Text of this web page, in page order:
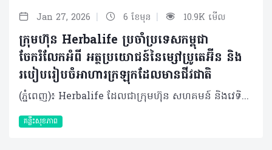
Jan 27, 2026 | 6 ខែមុន | 10.9K មើល
ក្រុមហ៊ុន Herbalife ប្រចាំប្រទេសកម្ពុជា
ចែករំលែកអំពី អត្ថប្រយោជន៍នៃម្សៅប្រូតេអ៊ីន និង
របៀបរៀបចំអាហារក្រឡុកដែលមានជីវជាតិ
(ភ្នំពេញ)៖ Herbalife ដែលជាក្រុមហ៊ុន សហគមន៍ និងវេទិកាភ្ជាប់ទំនាក់ទំនង លំដាប់ថ្នាក់ពិភពលោក ផ្នែកសុខភាព និងសុខុមាលភាពបានចែករំលែកអំពីអត្ថប្រយោជន៍នៃម្សៅប្រូតេអ៊ីន និងការរៀបចំអាហារក្រឡុកដែលមានជីវជាតិល្អ។ ប្រូតេអ៊ីនមានមុខងារសំខាន់ៗជាច្រើន ក្រៅពីជាផ្នែកមួយនៃគ្រឿងបង្គុំនៃសក់ ស្បែក ក្រចក សរីរាង្គ និងសាច់ដុំ វាក៏ជួយជំរុញការលូតលាស់សាច់ដុំ និងជួយគ្រប់គ្រងចំណង់អាហារផងដែរ។ បច្ចុប្បន្ននេះ មានអាហាររូបត្ថម្ភប្រូតេអ៊ីនជាច្រើនរួមមាន៖ ម្សៅប្រូតេអ៊ីន អាហារក្រឡុករួចជាស្រេច និងប្រូតេអ៊ីនបារ (protein bars)។ ទោះបីជាផលិតផលទាំងនេះផ្តល់ភាពងាយស្រួលក៏ដោយ ក៏ពួកវាមិនមែនសម្រាប់ប្រើជំនួសអាហារដែលមានជាតិប្រូតេអ៊ីនសុខភាពទាំងស្រុងនោះទេ។ ផ្ទុយទៅវិញ ប្រូតេអ៊ីនទាំងនេះគឺប្រើដើម្បីជួយបំពេញបន្ថែមជីវជាតិបំប៉ន ពីលើការទទួលទានទូទៅរបស់អ្នក ដើម្បីជួយឱ្យអ្នកអាចសម្រេចបាននូវតម្រូវការ និងគោលដៅសុខភាពរបស់អ្នក។ តើម្សៅប្រូតេអ៊ីនមានតួនាទីអ្វីខ្លះ? ម្សៅប្រូតេអ៊ីនគឺជាប្រភពប្រូតេអ៊ីនដែលប្រមូលផ្តុំ និងត្រូវបានផលិតចេញពីប្រភពផ្សេងៗគ្នា៖ ប្រូតេអ៊ីន Whey៖ ផលិតចេញពីទឹកដោះគោ ប្រូតេអ៊ីនពីរុក្ខជាតិ៖ ជាធម្មតាផលិតចេញពីសណ្តែកសៀង ឬការលាយបញ្ចូលគ្នានៃប្រូតេអ៊ីនរុក្ខជាតិផ្សេងទៀតដូចជា អង្ករ Quinoa សណ្តែកបារាំងជាដើម។ ផលិតផលទាំងនេះភាគច្រើនផ្តល់ប្រូតេអ៊ីនប្រហែល ២០ ឬ ៣០ ក្រាមក្នុងការទទូលទានម្តង។ ប្រូតេអ៊ីនក្នុងទម្រង់ជាម្សៅ អនុញ្ញាតឱ្យអ្នកអាចគ្រប់គ្រងបរិមាណប្រូតេអ៊ីនដែលអ្នកត្រូវការបានដោយងាយស្រួល ដោយគ្រាន់តែលាយចូលក្នុងអាហារដូចជា អាហារក្រឡុក, smoothies, Oatmeal, យ៉ាអួជាដើម។ តើអ្វីទៅជាអត្ថប្រយោជន៍នៃម្សៅប្រូតេអ៊ីន? មានការស្រាវជ្រាវជាច្រើនដែលគាំទ្រដល់អត្ថប្រយោជន៍ប្រូតេអ៊ីន៖ ការកសាងសាច់ដុំ៖ ប្រូតេអ៊ីនជួយទ្រទ្រង់កម្លាំងសាច់ដុំ និងកសាងម៉ាសសាច់ដុំបន្ទាប់ពីការហ្វឹកហាត់។ ការសិក្សាលើអត្តពលិកបានរកឃើញថា ប្រូតេអ៊ីនសណ្តែកសៀង និងប្រូតេអ៊ីន whey មានប្រសិទ្ធភាពស្មើគ្នាក្នុងការកសាងសាច់ដុំ ។ ការគ្រប់គ្រងចំណង់អាហារ៖ អាហាររូបត្ថម្ភប្រូតេអ៊ីនជួយឱ្យមានអារម្មណ៍ឆ្អែតបានយូរ និងជួយទប់ស្កាត់ចំណង់អាហារ និងគ្រប់គ្រងការឃ្លានបាន។ ការសម្រកទម្ងន់៖ ចំពោះអ្នកដែលលើសទម្ងន់ ឬធាត់ ការប្រើប្រាស់ប្រូតេអ៊ីននឹងនាំឱ្យមានការកាត់បន្ថយទម្ងន់ខ្លួន និងខ្លាញ់សរុប។ សុខភាពមនុស្សចាស់៖ ចំពោះមនុស្សចាស់ វាមានប្រសិទ្ធភាពក្នុងការដើរតួជាអ្នកការពារ និងទប់ទល់នឹងជំងឺសាច់ដុំចុះខ្សោយ (sarcopenia) ឬការបាត់បង់ម៉ាសសាច់ដុំ។ របៀបប្រើប្រាស់ និងការរក្សាទុក ជាការពិតណាស់អ្នកមិនអាចរំលងប្រភពប្រូតេអ៊ីនដើមនោះទេដូចជា ត្រី បសុបក្សី សាច់គ្មានខ្លាញ់ និងប្រូតេអ៊ីនពីរុក្ខជាតិ។ ម្សៅប្រូតេអ៊ីនគឺជាវិធីដ៏ងាយស្រួលក្នុងការបញ្ចូលបន្ថែមនូវប្រូតេអ៊ីនទៅក្នុងរបបអាហារនានា ដូចជា អាហារក្រឡុក ស៊ុប នំដុត និង Cereal ជាដើម។ អត្តពលិក និងអ្នកហាត់ប្រាណក៏អាចប្រើប្រាស់វាសម្រាប់ការឡើងទម្ងន់ ឬការស្តារកម្លាំងឡើងវិញក្រោយការហាត់ប្រាណបានផងដែរ។ ការរក្សាទុក៖ រក្សាទុកម្សៅប្រូតេអ៊ីននៅក្នុងកន្លែងត្រជាក់ និងស្ងួតដើម្បីធានាថាគុណភាពរបស់វានៅស្រស់។ ការរក្សាទុកបានត្រឹមត្រូវ វាអាចទុកបានជាច្រើនខែ ប៉ុន្តែសូមយកចិត្តទុកដាក់លើកាលបរិច្ឆេទផុតកំណត់នៅលើកញ្ចប់ផងដែរ។ រៀបចំអាហារក្រឡុកងាយៗ សម្រាប់ការប្រើប្រាស់ ចំនួនស្លាបព្រាដែលត្រូវប្រើគឺអាស្រ័យលើការណែនាំលើសម្បកកញ្ចប់ ព្រោះម៉ាកនីមួយៗអាចមានបរិមាណខុសៗគ្នា។ រៀបចំបែបងាយៗ រៀបចំគ្រឿងផ្សំ និងម៉ាស៊ីនក្រឡុក បន្ថែមទឹក ឬទឹកដោះគោតាមការណែនាំលើកញ្ចប់ ដាក់ម្សៅប្រូតេអ៊ីនតាមការណែនាំ ដាក់ទឹកកក ៣ ទៅ ៥ ដុំ ក្រឡុកឱ្យម៉ដ្ឋ ជាការស្រេច អ្នកអាចបន្ថែមអាហាររូបត្ថម្ភបន្ថែមទៀតបានទៅតាមតម្រូវការជាក់ស្តែង។ វិធីបង្កើនជីវជាតិបន្ថែម៖ ផ្លែឈើ និងបន្លែ៖ ក្រៅពីផ្លែប៊ឺរី ឬចេក អ្នកអាចសាកល្បងជាមួយ ផ្លែគីវី គ្រាប់ទទឹម ក្រុមផ្លែត្រសក់ស្រូវ ឬឱឡឹកបាន។ បន្លែដូចជា ការ៉ុត ល្ពៅ ក៏ជាជម្រើសដ៏ល្អផងដែរ។ ខ្លាញ់ដែលមានប្រយោជន៍៖ គ្រាប់ធញ្ញជាតិដូចជា flax, hemp, chia ឬគ្រាប់ផ្កាឈូករ័ត្ន ជួយបន្ថែមជាតិរ៉ែ និងអាស៊ីតខ្លាញ់អូមេហ្គា-៣។ អ្នកក៏អាចរកគ្រាប់ធញ្ញជាតិដទៃទៀតដូចជា អាល់ម៉ុន, គ្រាប់រីករាយ (pistachio) ឬផ្លែបឺរ វាជួយផ្តល់នូវកាកសរសៃ ជាតិសង្កសីល្អៗផងដែរ។ កាកសរសៃ (Fiber)៖ ស្រូវអូត (oats), ផ្លែប៉ោម និងបន្លែបៃតង ជួយបង្កើនកាកសរសៃដែលជួយឱ្យឆ្អែតបានយូរ និងជួយដល់សម្រួលដល់ប្រព័ន្ធបញ្ចេញចោល។ គ្រឿងទេស និងរុក្ខជាតិ៖ អ្នកអាចបន្ថែមរសជាតិជាមួយ cinnamon, ខ្ញី ឬជីអង្កាម (mint)បន្ថែមបាន។ បន្ថែមសំបកក្រូចឆ្មារ ឬសំបកក្រូចពោធិ៍សាត់ស្រស់ៗ បន្តិចបន្តួច នឹងជួយបន្ថែមរសជាតិស្រស់ស្រាយ ហើយវាក៏មានផ្ទុកនូវប្រេងដែលមានអត្ថប្រយោជន៍ចំពោះសុខភាពផងដែរ។ ការគាំទ្រប្រព័ន្ធរំលាយអាហារ៖ អាចដាក់បន្ថែមយ៉ាអួទៀតក៏បាន ដែលវាសម្បូរទៅដោយប្រូបាយអូទិក (probiotics) ជួយដល់សុខភាពរំលាយអាហារ។ ខ្ញី និងជីអង្កាមក៏ត្រូវបានគេស្គាល់ថាជួយដល់ដំណើរការរំលាយអាហារផងដែរ។ ការបន្ថែមគ្រឿងផ្សំផ្សេងៗអនុញ្ញាតឱ្យអ្នកទទួលបានជម្រើសអាហារូបត្ថម្ភដែលសម្បូរបែប និងឆ្ងាញ់សម្រាប់សុខភាពប្រចាំថ្ងៃ។ អំពីក្រុមហ៊ុន Herbalife ក្រុមហ៊ុន Herbalife (NYSE: HLF) គឺជាក្រុមហ៊ុនសុខភាព និងសុខុមាលភាពឈានមុខគេ និងជាសហគមន៍ដែលកំពុងផ្លាស់ប្តូរជីវិតរបស់មនុស្សជាមួយនឹងផលិតផលអាហារូបត្ថម្ភដ៏អស្ចារ្យ និងជាឱកាសអាជីវកម្មសម្រាប់សមាជិកឯករាជ្យ​របស់ខ្លួនចាប់តាំងពីឆ្នាំ 1980។ ក្រុមហ៊ុនផ្តល់ជូននូវផលិតផលដែលគាំទ្រដោយវិទ្យាសាស្រ្តដល់អ្នកប្រើប្រាស់នៅក្នុងទីផ្សារជាង 90។ តាមរយៈសមាជិកឯករាជ្យដែលផ្តល់ជូននូវការបណ្តុះបណ្តាលមួយទល់មួយ និងផ្តល់ការគាំទ្រសហគមន៍ដោយបំផុសគំនិតឱ្យអតិថិជនប្រកាន់ខ្ជាប់នូវរបៀបរស់នៅដែលមានភាពសកម្ម។
គន្លឹះសុខភាព